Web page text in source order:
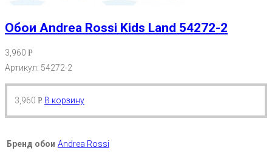
Обои Andrea Rossi Kids Land 54272-2
3,960 Р
Артикул: 54272-2
3,960 Р В корзину
Бренд обои Andrea Rossi